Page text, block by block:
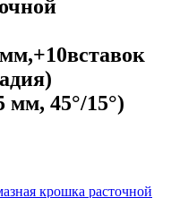
мм, 45°/15°)